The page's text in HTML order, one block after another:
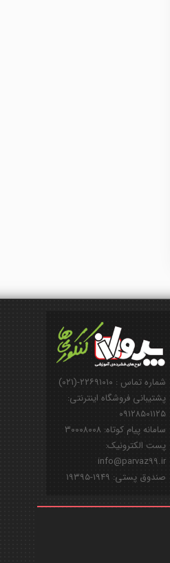
شماره تماس : ۲۲۶۹۱۰۱۰-(۰۲۱)
پشتیبانی فروشگاه اینترنتی:
۰۹۱۲۸۵۰۱۱۲۵
سامانه پیام کوتاه: ۳۰۰۰۸۰۰۸
پست الکترونیک:
info@parvaz99.ir
صندوق پستی: ۱۹۴۹-۱۹۳۹۵